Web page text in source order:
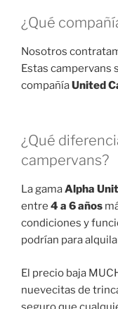
¿Qué
Nosotros
Estas campervans
compañíaUnited
¿Qué
campervans?
La gamaAlpha
entre 4 a 6 años
condiciones y
podrían para
El precio baja
nuevecitas de